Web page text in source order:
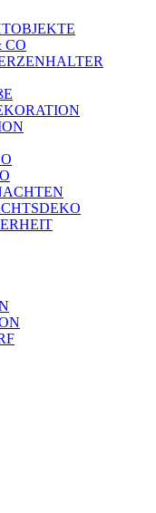
CO